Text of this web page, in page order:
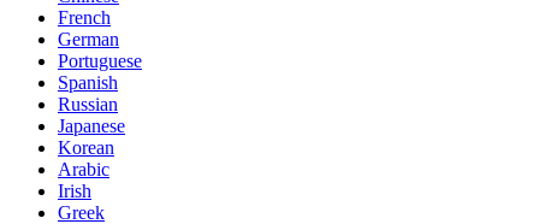
French
German
Portuguese
Spanish
Russian
Japanese
Korean
Arabic
Irish
Greek